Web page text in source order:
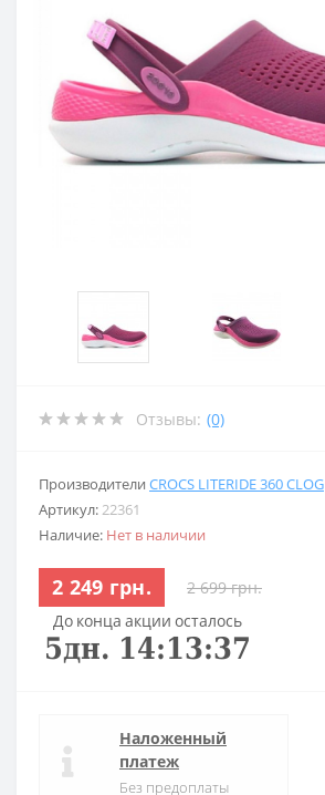
Отзывы: (0)
Производители CROCS LITERIDE 360 CLOG
Артикул:22361
Наличие: Нет в наличии
2 249 грн.
2 699 грн.
До конца акции осталось
5дн. 14:13:37
Наложенный
платеж
Без предоплаты